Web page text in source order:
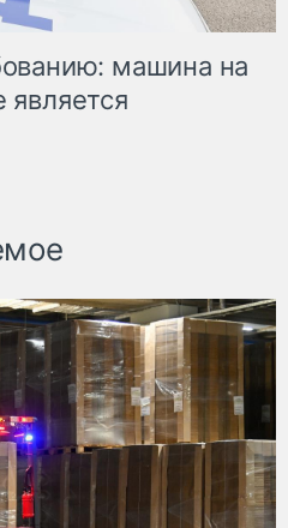
машина на
является